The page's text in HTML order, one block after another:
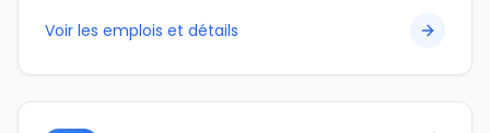
Voir les emplois et détails